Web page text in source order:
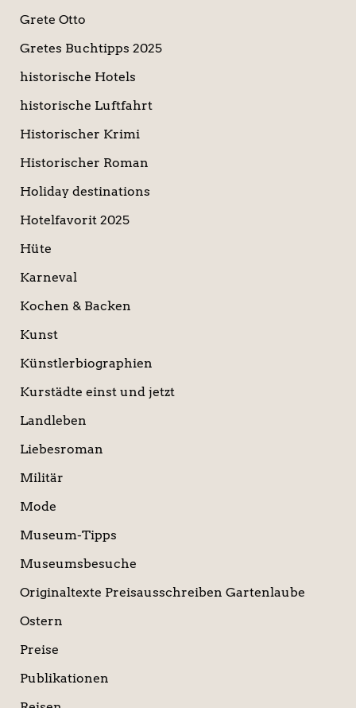
Grete Otto
Gretes Buchtipps 2025
historische Hotels
historische Luftfahrt
Historischer Krimi
Historischer Roman
Holiday destinations
Hotelfavorit 2025
Hüte
Karneval
Kochen & Backen
Kunst
Künstlerbiographien
Kurstädte einst und jetzt
Landleben
Liebesroman
Militär
Mode
Museum-Tipps
Museumsbesuche
Originaltexte Preisausschreiben Gartenlaube
Ostern
Preise
Publikationen